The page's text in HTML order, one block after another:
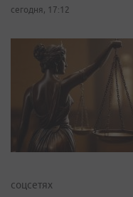
сегодня, 17:12
соцсетях